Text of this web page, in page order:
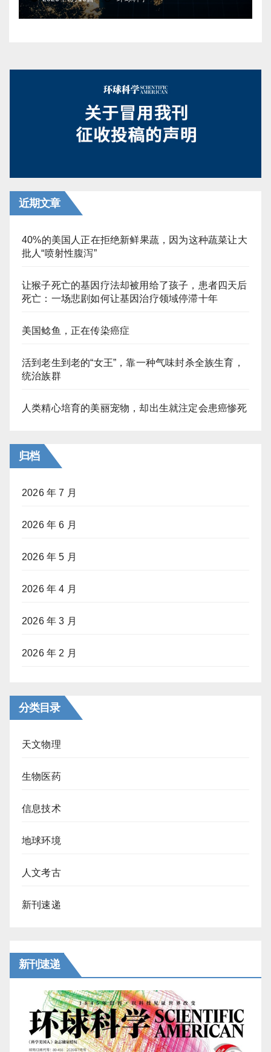
近期文章
40%的美国人正在拒绝新鲜果蔬，因为这种蔬菜让大
批人“喷射性腹泻”
让猴子死亡的基因疗法却被用给了孩子，患者四天后
死亡：一场悲剧如何让基因治疗领域停滞十年
美国鲶鱼，正在传染癌症
活到老生到老的“女王”，靠一种气味封杀全族生育，
统治族群
人类精心培育的美丽宠物，却出生就注定会患癌惨死
归档
2026 年 7 月
2026 年 6 月
2026 年 5 月
2026 年 4 月
2026 年 3 月
2026 年 2 月
分类目录
天文物理
生物医药
信息技术
地球环境
人文考古
新刊速递
新刊速递